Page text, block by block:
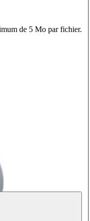
de 5 Mo par fichier.